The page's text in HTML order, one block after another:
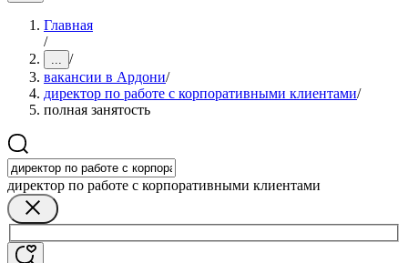
Главная
/
... /
вакансии в Ардони/
директор по работе с корпоративными клиентами/
полная занятость
директор по работе с корпоративными клиентами